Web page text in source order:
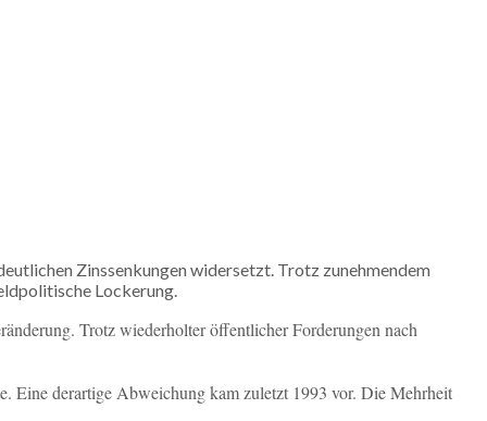
Zinssenkungen widersetzt. Trotz zunehmendem
Lockerung.
Trotz wiederholter öffentlicher Forderungen nach
Eine derartige Abweichung kam zuletzt 1993 vor. Die Mehrheit